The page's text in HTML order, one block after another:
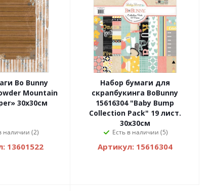
Bo Bunny
Mountain
30х30см
наличии (2)
13601522
Набор бумаги для
скрапбукинга BoBunny
15616304 "Baby Bump
Collection Pack" 19 лист.
30х30см
Есть в наличии (5)
Артикул: 15616304